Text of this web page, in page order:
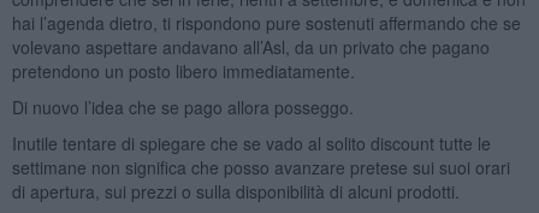
hai l’agenda dietro, ti rispondono pure sostenuti affermando che se
volevano aspettare andavano all’Asl, da un privato che pagano
pretendono un posto libero immediatamente.
Di nuovo l’idea che se pago allora posseggo.
Inutile tentare di spiegare che se vado al solito discount tutte le
settimane non significa che posso avanzare pretese sui suoi orari
di apertura, sui prezzi o sulla disponibilità di alcuni prodotti.